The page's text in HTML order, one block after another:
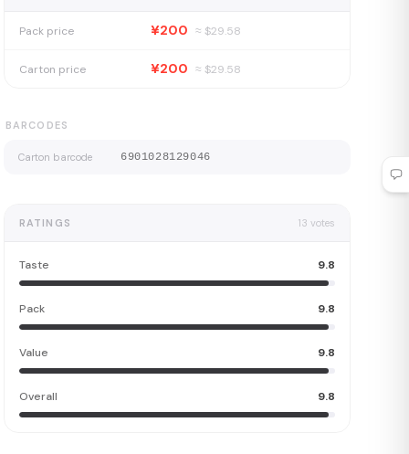
Pack price ¥200 ≈ $29.58
Carton price ¥200 ≈ $29.58
BARCODES
Carton barcode 6901028129046
RATINGS 13 votes
Taste 9.8
Pack 9.8
Value 9.8
Overall 9.8